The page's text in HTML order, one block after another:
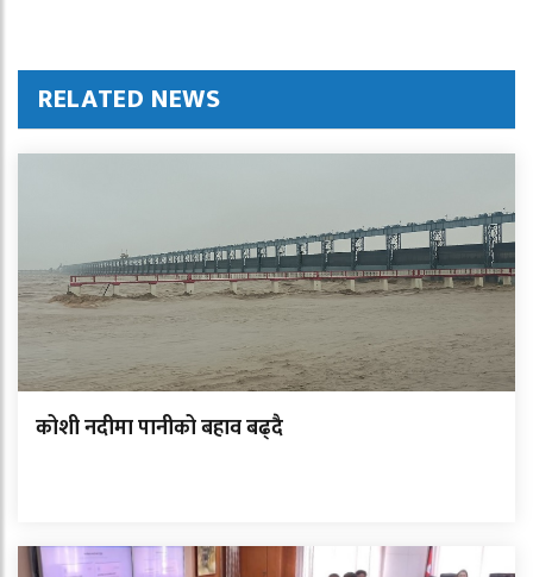
RELATED NEWS
कोशी नदीमा पानीको बहाव बढ्दै